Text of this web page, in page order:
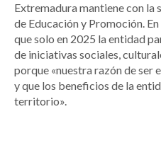
Extremadura mantiene con la
de Educación y Promoción.
que solo en 2025 la entidad
de iniciativas sociales,
porque «nuestra razón de ser
y que los beneficios de la
territorio».